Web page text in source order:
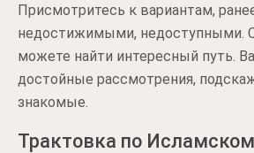
Присмотритесь к вариантам,
недостижимыми, недоступными.
можете найти интересный путь.
достойные рассмотрения,
знакомые.
Трактовка по